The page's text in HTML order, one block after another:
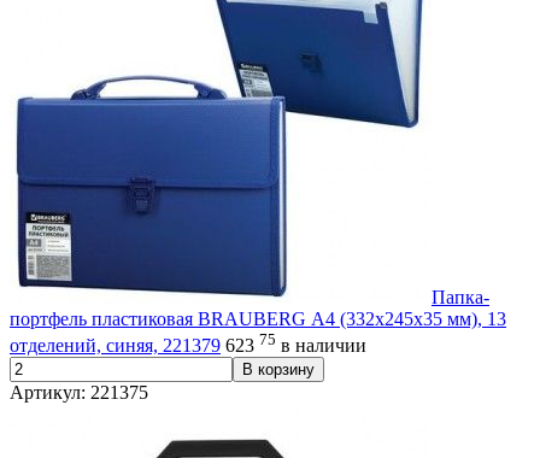
Папка-
портфель пластиковая BRAUBERG А4 (332х245х35 мм), 13
отделений, синяя, 221379 623 75 в наличии
В корзину
Артикул: 221375